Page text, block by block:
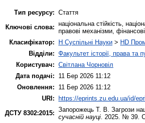
Тип ресурсу: Стаття
Ключові слова: національна стійкість,
правові механізми,
Класифікатор:
H Суспільні Науки > HD
Відділи: Факультет історії, права та
Користувач: Світлана Чорновіл
Дата подачі:
11 Бер 2026 11:12
Оновлення:
11 Бер 2026 11:12
URI: https://eprints.zu.edu.ua/id/
ДСТУ 8302:2015: Запорожець Т. В. Загрози
сучасній науці . 2025. № 39.